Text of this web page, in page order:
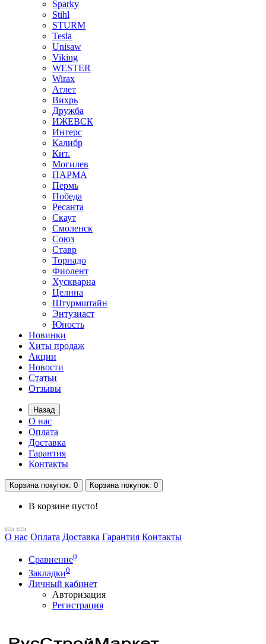
Sparky
Stihl
STURM
Tesla
Unisaw
Viking
WESTER
Wirax
Атлет
Вихрь
Дружба
ИЖЕВСК
Интерс
Калибр
Кит.
Могилев
ПАРМА
Пермь
Победа
Ресанта
Скаут
Смоленск
Союз
Ставр
Торнадо
Фиолент
Хускварна
Целина
Штурмштайн
Энтузиаст
Юность
Новинки
Хиты продаж
Акции
Новости
Статьи
Отзывы
Назад
О нас
Оплата
Доставка
Гарантия
Контакты
Корзинапокупок: 0 Корзинапокупок: 0
В корзине пусто!
О нас Оплата Доставка Гарантия Контакты
Сравнение0
Закладки0
Личный кабинет
Авторизация
Регистрация